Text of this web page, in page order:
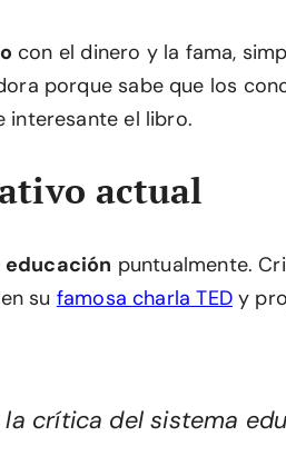
con el dinero y la fama,
porque sabe que los
interesante el libro.
actual
educación puntualmente.
su famosa charla TEDy
crítica del sistema